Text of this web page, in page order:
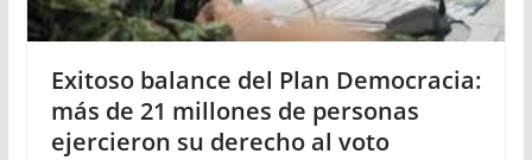
Exitoso balance del Plan Democracia:
más de 21 millones de personas
ejercieron su derecho al voto